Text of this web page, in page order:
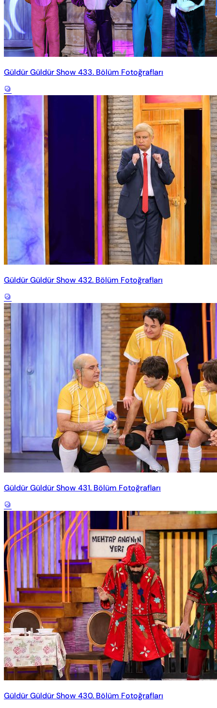
Güldür Güldür Show 433. Bölüm Fotoğrafları
Güldür Güldür Show 432. Bölüm Fotoğrafları
Güldür Güldür Show 431. Bölüm Fotoğrafları
Güldür Güldür Show 430. Bölüm Fotoğrafları